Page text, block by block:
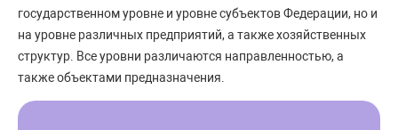
государственном уровне и уровне субъектов Федерации, но и
на уровне различных предприятий, а также хозяйственных
структур. Все уровни различаются направленностью, а
также объектами предназначения.